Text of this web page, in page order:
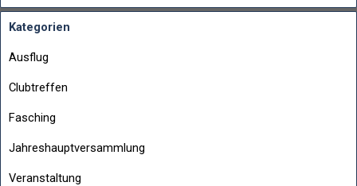
Kategorien
Ausflug
Clubtreffen
Fasching
Jahreshauptversammlung
Veranstaltung